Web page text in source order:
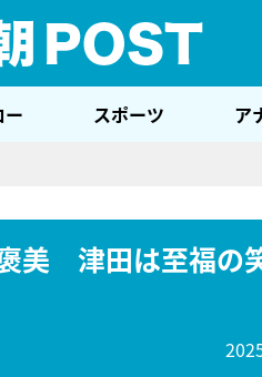
ー スポーツ ア
美 津田は至福の